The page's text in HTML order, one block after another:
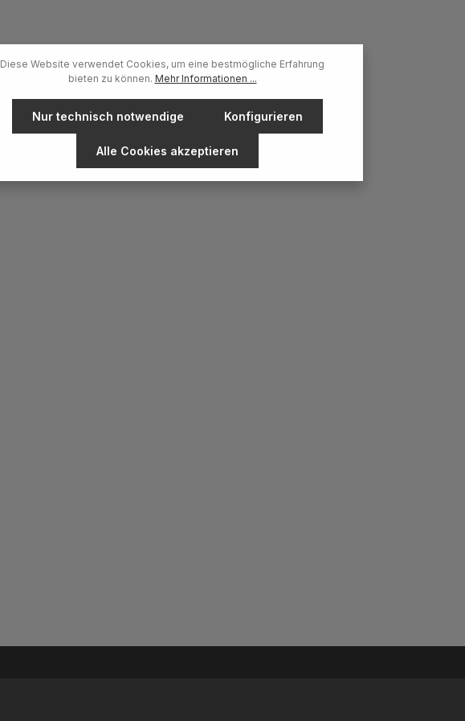
Diese Website verwendet Cookies, um eine bestmögliche Erfahrung
bieten zu können. Mehr Informationen ...
Nur technisch notwendige Konfigurieren
Alle Cookies akzeptieren